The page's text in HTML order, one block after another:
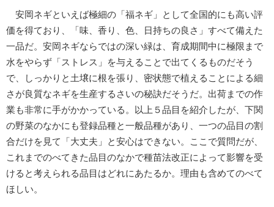
安岡ネギといえば極細の「福ネギ」として全国的にも高い評
価を得ており、「味、香り、色、日持ちの良さ」すべて備えた
一品だ。安岡ネギならではの深い緑は、育成期間中に極限まで
水をやらず「ストレス」を与えることで出てくるものだそう
で、しっかりと土壌に根を張り、密状態で植えることによる細
さが良質なネギを生産するさいの秘訣だそうだ。出荷までの作
業も非常に手がかかっている。以上５品目を紹介したが、下関
の野菜のなかにも登録品種と一般品種があり、一つの品目の割
合だけを見て「大丈夫」と安心はできない。ここで質問だが、
これまでのべてきた品目のなかで種苗法改正によって影響を受
けると考えられる品目はどれにあたるか。理由も含めてのべて
ほしい。